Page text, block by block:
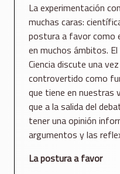
La experimentación
muchas caras:
postura a favor como
en muchos ámbitos.
Ciencia discute una
controvertido como
que tiene en nuestras
que a la salida del
tener una opinión
argumentos y las
La postura a favor